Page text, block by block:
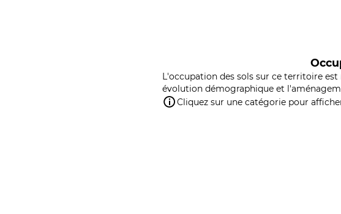
L'occupation des sols sur ce territoire
évolution démographique et
Cliquez sur une catégorie pour